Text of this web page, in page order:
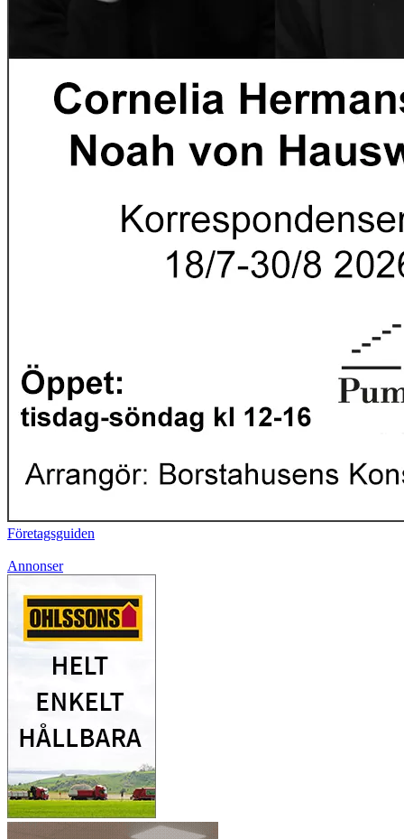
Företagsguiden
Annonser